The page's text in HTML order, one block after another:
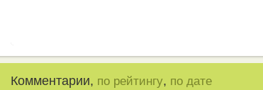
Комментарии, по рейтингу, по дате